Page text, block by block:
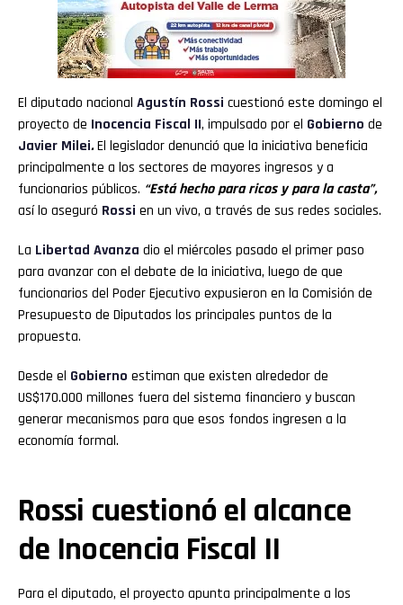
El diputado nacional Agustín Rossi cuestionó este domingo el
proyecto de Inocencia Fiscal II, impulsado por el Gobierno de
Javier Milei.El legislador denunció que la iniciativa beneficia
principalmente a los sectores de mayores ingresos y a
funcionarios públicos. “Está hecho para ricos y para la casta”,
así lo aseguró Rossi en un vivo, a través de sus redes sociales.
La Libertad Avanza dio el miércoles pasado el primer paso
para avanzar con el debate de la iniciativa, luego de que
funcionarios del Poder Ejecutivo expusieron en la Comisión de
Presupuesto de Diputados los principales puntos de la
propuesta.
Desde el Gobierno estiman que existen alrededor de
US$170.000 millones fuera del sistema financiero y buscan
generar mecanismos para que esos fondos ingresen a la
economía formal.
Rossi cuestionó el alcance
de Inocencia Fiscal II
Para el diputado, el proyecto apunta principalmente a los